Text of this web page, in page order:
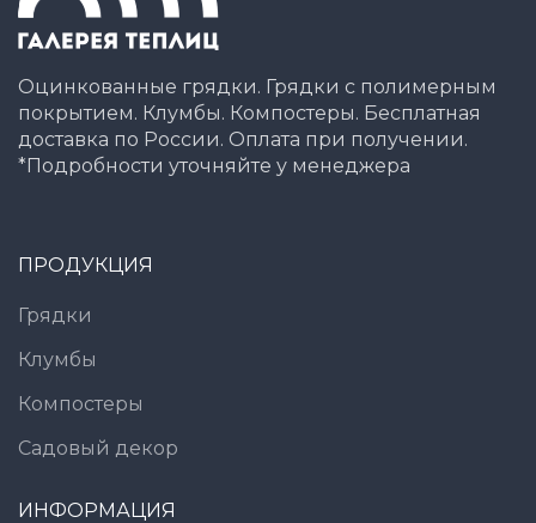
Оцинкованные грядки. Грядки с полимерным
покрытием. Клумбы. Компостеры. Бесплатная
доставка по России. Оплата при получении.
*Подробности уточняйте у менеджера
ПРОДУКЦИЯ
Грядки
Клумбы
Компостеры
Садовый декор
ИНФОРМАЦИЯ